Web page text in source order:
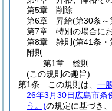
第5章
削除
第6章
昇給(第30条～
第7章
特別の場合に
第8章
雑則 (第41条・
附則
第1章
総則
(この規則の趣旨)
第1条
この規則は、 一
26年3月30日広島市条
う。)の規定に基づき